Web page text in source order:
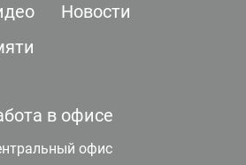
Новости
в офисе
офис